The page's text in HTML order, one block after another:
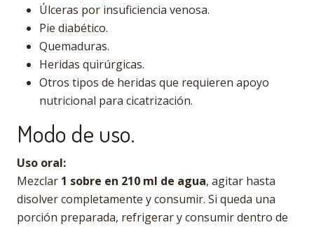
Úlceras por insuficiencia venosa.
Pie diabético.
Quemaduras.
Heridas quirúrgicas.
Otros tipos de heridas que requieren apoyo
nutricional para cicatrización.
Modo de uso.
Uso oral:
Mezclar 1 sobre en 210 ml de agua, agitar hasta
disolver completamente y consumir. Si queda una
porción preparada, refrigerar y consumir dentro de